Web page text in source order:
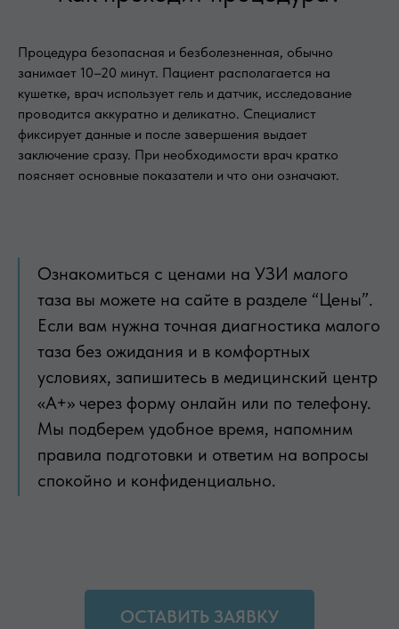
Процедура безопасная и безболезненная, обычно
занимает 10–20 минут. Пациент располагается на
кушетке, врач использует гель и датчик, исследование
проводится аккуратно и деликатно. Специалист
фиксирует данные и после завершения выдает
заключение сразу. При необходимости врач кратко
поясняет основные показатели и что они означают.
Ознакомиться с ценами на УЗИ малого
таза вы можете на сайте в разделе “Цены”.
Если вам нужна точная диагностика малого
таза без ожидания и в комфортных
условиях, запишитесь в медицинский центр
«А+» через форму онлайн или по телефону.
Мы подберем удобное время, напомним
правила подготовки и ответим на вопросы
спокойно и конфиденциально.
ОСТАВИТЬ ЗАЯВКУ